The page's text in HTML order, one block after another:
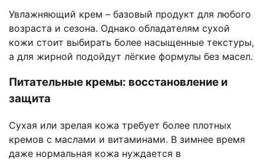
Увлажняющий крем – базовый продукт для любого
возраста и сезона. Однако обладателям сухой
кожи стоит выбирать более насыщенные текстуры,
а для жирной подойдут лёгкие формулы без масел.
Питательные кремы: восстановление и
защита
Сухая или зрелая кожа требует более плотных
кремов с маслами и витаминами. В зимнее время
даже нормальная кожа нуждается в